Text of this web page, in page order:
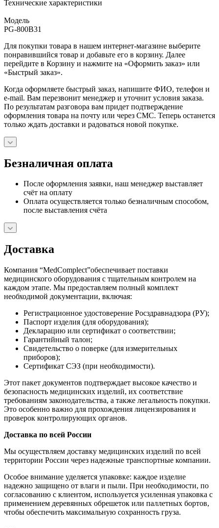
Технические характеристики
Модель
PG-800B31
Для покупки товара в нашем интернет-магазине выберите
понравившийся товар и добавьте его в корзину. Далее
перейдите в Корзину и нажмите на «Оформить заказ» или
«Быстрый заказ».
Когда оформляете быстрый заказ, напишите ФИО, телефон и
e-mail. Вам перезвонит менеджер и уточнит условия заказа.
По результатам разговора вам придет подтверждение
оформления товара на почту или через СМС. Теперь останется
только ждать доставки и радоваться новой покупке.
Безналичная оплата
После оформления заявки, наш менеджер выставляет
счёт на оплату
Оплата осуществляется только безналичным способом,
после выставления счёта
Доставка
Компания “MedComplect”обеспечивает поставки
медицинского оборудования с тщательным контролем на
каждом этапе. Мы предоставляем полный комплект
необходимой документации, включая:
Регистрационное удостоверение Росздравнадзора (РУ);
Паспорт изделия (для оборудования);
Декларацию или сертификат о соответствии;
Гарантийный талон;
Свидетельство о поверке (для измерительных
приборов);
Сертификат СЭЗ (при необходимости).
Этот пакет документов подтверждает высокое качество и
безопасность медицинских изделий, их соответствие
требованиям законодательства, а также легальность покупки.
Это особенно важно для прохождения лицензирования и
проверок контролирующих органов.
Доставка по всей России
Мы осуществляем доставку медицинских изделий по всей
территории России через надежные транспортные компании.
Особое внимание уделяется упаковке: каждое изделие
надежно защищено от влаги и пыли. При необходимости, по
согласованию с клиентом, используется усиленная упаковка с
применением деревянных обрешеток или паллетных бортов,
чтобы обеспечить максимальную сохранность груза.